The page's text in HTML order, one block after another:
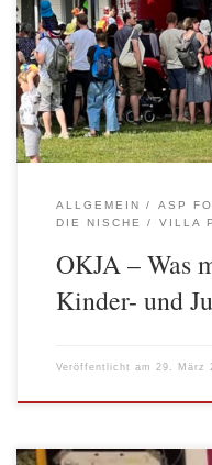
von Kindern und
deren Erhalt und eine
Offene Kinder- und
bedeutet, die oft täglich
ALLGEMEIN ASP
DIE NISCHE
VILLA
OKJA – Was
Kinder- und
Veröffentlicht am 29. März